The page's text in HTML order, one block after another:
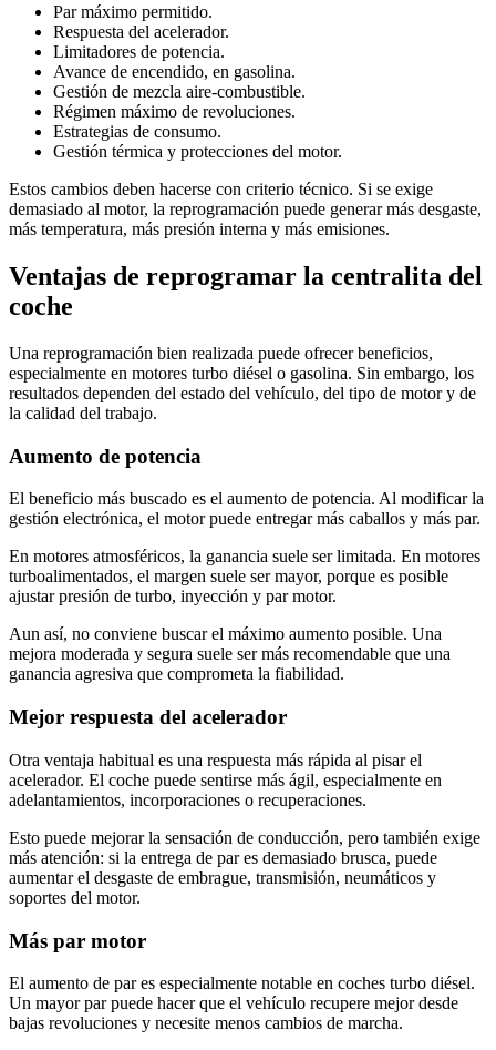
Par máximo permitido.
Respuesta del acelerador.
Limitadores de potencia.
Avance de encendido, en gasolina.
Gestión de mezcla aire-combustible.
Régimen máximo de revoluciones.
Estrategias de consumo.
Gestión térmica y protecciones del motor.
Estos cambios deben hacerse con criterio técnico. Si se exige
demasiado al motor, la reprogramación puede generar más desgaste,
más temperatura, más presión interna y más emisiones.
Ventajas de reprogramar la centralita del
coche
Una reprogramación bien realizada puede ofrecer beneficios,
especialmente en motores turbo diésel o gasolina. Sin embargo, los
resultados dependen del estado del vehículo, del tipo de motor y de
la calidad del trabajo.
Aumento de potencia
El beneficio más buscado es el aumento de potencia. Al modificar la
gestión electrónica, el motor puede entregar más caballos y más par.
En motores atmosféricos, la ganancia suele ser limitada. En motores
turboalimentados, el margen suele ser mayor, porque es posible
ajustar presión de turbo, inyección y par motor.
Aun así, no conviene buscar el máximo aumento posible. Una
mejora moderada y segura suele ser más recomendable que una
ganancia agresiva que comprometa la fiabilidad.
Mejor respuesta del acelerador
Otra ventaja habitual es una respuesta más rápida al pisar el
acelerador. El coche puede sentirse más ágil, especialmente en
adelantamientos, incorporaciones o recuperaciones.
Esto puede mejorar la sensación de conducción, pero también exige
más atención: si la entrega de par es demasiado brusca, puede
aumentar el desgaste de embrague, transmisión, neumáticos y
soportes del motor.
Más par motor
El aumento de par es especialmente notable en coches turbo diésel.
Un mayor par puede hacer que el vehículo recupere mejor desde
bajas revoluciones y necesite menos cambios de marcha.